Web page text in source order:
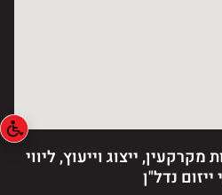
ייצוג וייעוץ, ליווי
ייזום נדל"ן